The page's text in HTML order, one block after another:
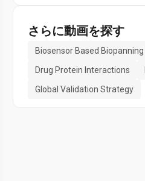
さらに動画を探す
Biosensor Based Biopanning
Drug Protein Interactions
Global Validation Strategy